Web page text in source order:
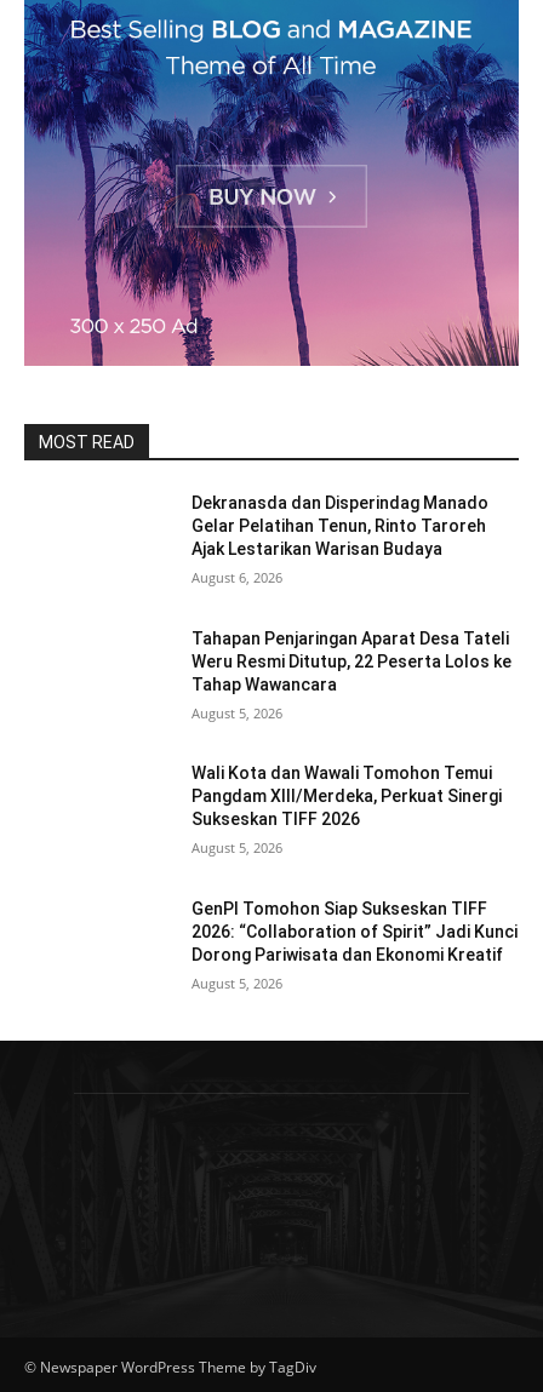
MOST READ
Dekranasda dan Disperindag Manado
Gelar Pelatihan Tenun, Rinto Taroreh
Ajak Lestarikan Warisan Budaya
August 6, 2026
Tahapan Penjaringan Aparat Desa Tateli
Weru Resmi Ditutup, 22 Peserta Lolos ke
Tahap Wawancara
August 5, 2026
Wali Kota dan Wawali Tomohon Temui
Pangdam XIII/Merdeka, Perkuat Sinergi
Sukseskan TIFF 2026
August 5, 2026
GenPI Tomohon Siap Sukseskan TIFF
2026: “Collaboration of Spirit” Jadi Kunci
Dorong Pariwisata dan Ekonomi Kreatif
August 5, 2026
© Newspaper WordPress Theme by TagDiv